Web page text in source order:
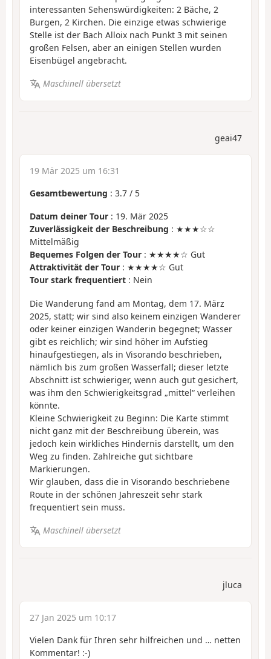
interessanten Sehenswürdigkeiten: 2 Bäche, 2
Burgen, 2 Kirchen. Die einzige etwas schwierige
Stelle ist der Bach Alloix nach Punkt 3 mit seinen
großen Felsen, aber an einigen Stellen wurden
Eisenbügel angebracht.
Maschinell übersetzt
geai47
19 Mär 2025 um 16:31
Gesamtbewertung : 3.7 / 5
Datum deiner Tour : 19. Mär 2025
Zuverlässigkeit der Beschreibung : ★★★☆☆
Mittelmäßig
Bequemes Folgen der Tour : ★★★★☆ Gut
Attraktivität der Tour : ★★★★☆ Gut
Tour stark frequentiert : Nein
Die Wanderung fand am Montag, dem 17. März
2025, statt; wir sind also keinem einzigen Wanderer
oder keiner einzigen Wanderin begegnet; Wasser
gibt es reichlich; wir sind höher im Aufstieg
hinaufgestiegen, als in Visorando beschrieben,
nämlich bis zum großen Wasserfall; dieser letzte
Abschnitt ist schwieriger, wenn auch gut gesichert,
was ihm den Schwierigkeitsgrad „mittel“ verleihen
könnte.
Kleine Schwierigkeit zu Beginn: Die Karte stimmt
nicht ganz mit der Beschreibung überein, was
jedoch kein wirkliches Hindernis darstellt, um den
Weg zu finden. Zahlreiche gut sichtbare
Markierungen.
Wir glauben, dass die in Visorando beschriebene
Route in der schönen Jahreszeit sehr stark
frequentiert sein muss.
Maschinell übersetzt
jluca
27 Jan 2025 um 10:17
Vielen Dank für Ihren sehr hilfreichen und … netten
Kommentar! :-)